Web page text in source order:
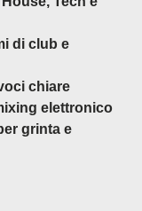
di club e
chiare
elettronico
grinta e